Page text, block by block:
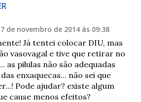
7 de novembro de 2014 às 09:38
Já tentei colocar DIU, mas
vasovagal e tive que retirar no
as pilulas não são adequadas
enxaquecas... não sei que
Pode ajudar? existe algum
cause menos efeitos?